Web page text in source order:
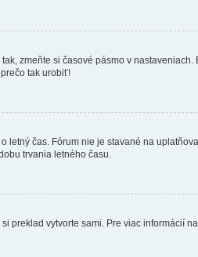
zmeňte si časové pásmo v nastaveniach.
tak urobiť!
letný čas. Fórum nie je stavané na
trvania letného času.
preklad vytvorte sami. Pre viac informácií